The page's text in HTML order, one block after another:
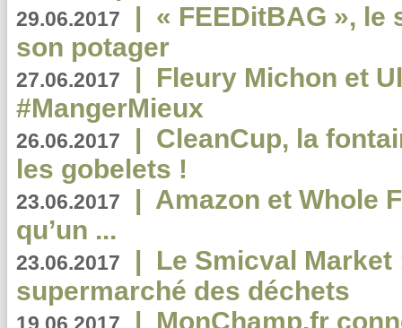
29.06.2017 | « FEEDitBAG », le
son potager
27.06.2017 | Fleury Michon et
#MangerMieux
26.06.2017 | CleanCup, la
les gobelets !
23.06.2017 | Amazon et Whole
qu’un ...
23.06.2017 | Le Smicval
supermarché des déchets
| MonChamp.fr